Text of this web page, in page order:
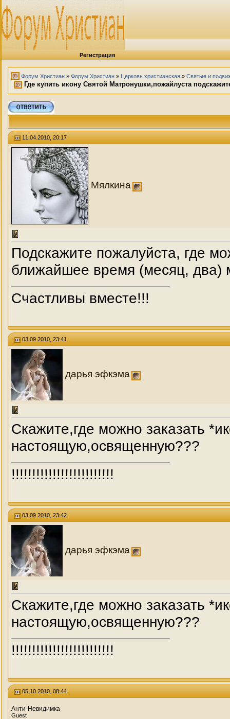
Регистрация
Форум Христиан » Форум Христиан » Церковь христианская » Святые и
Где купить икону Святой Матронушки,пожайлуста
11.04.2010, 20:17
Мялкина
Подскажите пожалуйста, где
ближайшее время (месяц,
Счастливы вместе!!!
03.09.2010, 23:41
дарья эфкэма
Скажите,где можно заказать
настоящую,освященную???
!!!!!!!!!!!!!!!!!!!!!!!!!
03.09.2010, 23:42
дарья эфкэма
Скажите,где можно заказать
настоящую,освященную???
!!!!!!!!!!!!!!!!!!!!!!!!!
05.10.2010, 08:44
Анти-Невидимка
Guest